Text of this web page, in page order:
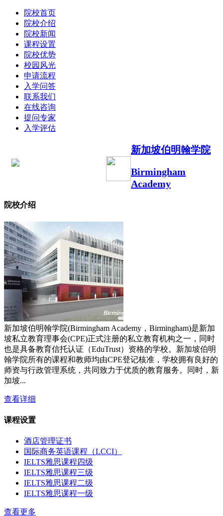
院校首页
院校介绍
院校新闻
课程设置
院校优势
校园风光
申请流程
入学问答
联系我们
在线咨询
提问专家
入学评估
新加坡伯明翰学院
Birmingham
Academy
院校介绍
新加坡伯明翰学院(Birmingham Academy，Birmingham)是新加
坡私立教育理事会(CPE)正式注册的私立教育机构之一，同时
也是具备教育信托认证（EduTrust）资格的学校。新加坡伯明
翰学院所有的课程和教师均由CPE登记核准，学校拥有良好的
师资与行政管理系统，共同致力于优质的教育服务。同时，新
加坡...
查看详细
课程设置
酒店管理证书
国际商务英语课程（LCCI）
IELTS雅思课程四级
IELTS雅思课程三级
IELTS雅思课程二级
IELTS雅思课程一级
查看更多